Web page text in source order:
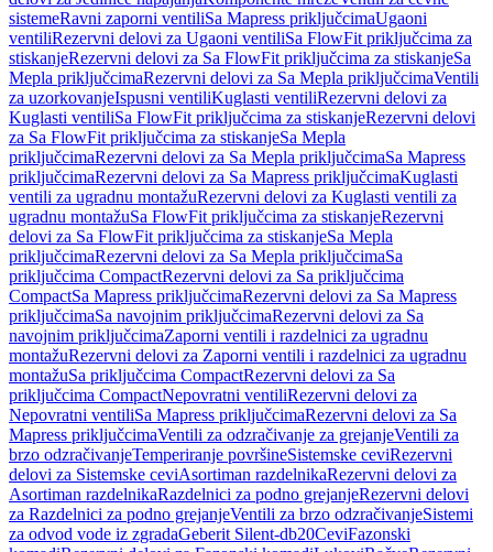
sistemeRavni zaporni ventiliSa Mapress priključcimaUgaoni
ventiliRezervni delovi za Ugaoni ventiliSa FlowFit priključcima za
stiskanjeRezervni delovi za Sa FlowFit priključcima za stiskanjeSa
Mepla priključcimaRezervni delovi za Sa Mepla priključcimaVentili
za uzorkovanjeIspusni ventiliKuglasti ventiliRezervni delovi za
Kuglasti ventiliSa FlowFit priključcima za stiskanjeRezervni delovi
za Sa FlowFit priključcima za stiskanjeSa Mepla
priključcimaRezervni delovi za Sa Mepla priključcimaSa Mapress
priključcimaRezervni delovi za Sa Mapress priključcimaKuglasti
ventili za ugradnu montažuRezervni delovi za Kuglasti ventili za
ugradnu montažuSa FlowFit priključcima za stiskanjeRezervni
delovi za Sa FlowFit priključcima za stiskanjeSa Mepla
priključcimaRezervni delovi za Sa Mepla priključcimaSa
priključcima CompactRezervni delovi za Sa priključcima
CompactSa Mapress priključcimaRezervni delovi za Sa Mapress
priključcimaSa navojnim priključcimaRezervni delovi za Sa
navojnim priključcimaZaporni ventili i razdelnici za ugradnu
montažuRezervni delovi za Zaporni ventili i razdelnici za ugradnu
montažuSa priključcima CompactRezervni delovi za Sa
priključcima CompactNepovratni ventiliRezervni delovi za
Nepovratni ventiliSa Mapress priključcimaRezervni delovi za Sa
Mapress priključcimaVentili za odzračivanje za grejanjeVentili za
brzo odzračivanjeTemperiranje površineSistemske ceviRezervni
delovi za Sistemske ceviAsortiman razdelnikaRezervni delovi za
Asortiman razdelnikaRazdelnici za podno grejanjeRezervni delovi
za Razdelnici za podno grejanjeVentili za brzo odzračivanjeSistemi
za odvod vode iz zgradaGeberit Silent-db20CeviFazonski